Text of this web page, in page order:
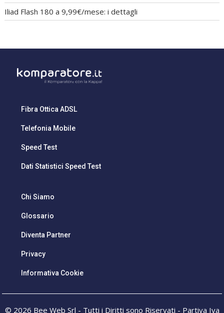
Iliad Flash 180 a 9,99€/mese: i dettagli
Fibra Ottica ADSL
Telefonia Mobile
Speed Test
Dati Statistici Speed Test
Chi Siamo
Glossario
Diventa Partner
Privacy
Informativa Cookie
© 2026 Bee Web Srl - Tutti i Diritti sono Riservati - Partiva Iva